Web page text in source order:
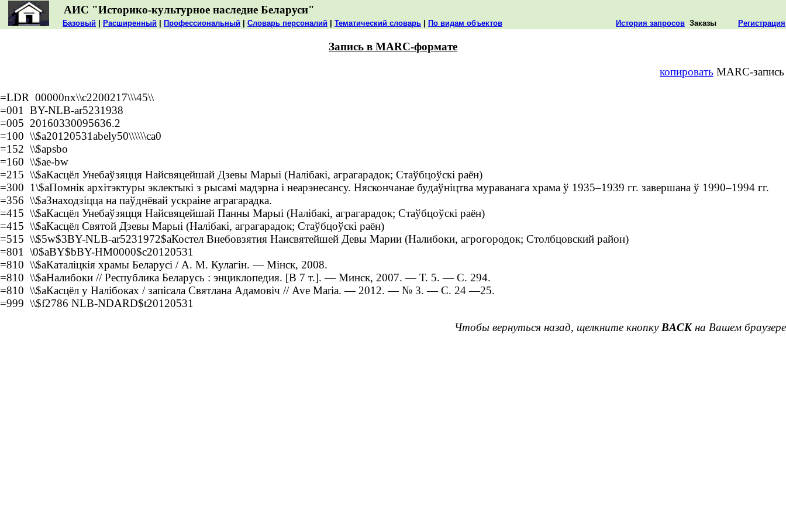
АИС "Историко-культурное наследие Беларуси"
Базовый Расширенный Профессиональный Словарь персоналий Тематический словарь По видам объектов История запросов Заказы Регистрация
Запись в MARC-формате
копировать MARC-запись
=LDR 00000nx\\c2200217\\\45\\
=001 BY-NLB-ar5231938
=005 20160330095636.2
=100 \\$a20120531abely50\\\\\\ca0
=152 \\$apsbo
=160 \\$ae-bw
=215 \\$aКасцёл Унебаўзяцця Найсвяцейшай Дзевы Марыі (Налібакі, аграгарадок; Стаўбцоўскі раён)
=300 1\$aПомнік архітэктуры эклектыкі з рысамі мадэрна і неарэнесансу. Няскончанае будаўніцтва мураванага храма ў 1935–1939 гг. завершана ў 1990–1994 гг.
=356 \\$aЗнаходзіцца на паўднёвай ускраіне аграгарадка.
=415 \\$aКасцёл Унебаўзяцця Найсвяцейшай Панны Марыі (Налібакі, аграгарадок; Стаўбцоўскі раён)
=415 \\$aКасцёл Святой Дзевы Марыі (Налібакі, аграгарадок; Стаўбцоўскі раён)
=515 \\$5w$3BY-NLB-ar5231972$aКостел Внебовзятия Наисвятейшей Девы Марии (Налибоки, агрогородок; Столбцовский район)
=801 \0$aBY$bBY-HM0000$c20120531
=810 \\$aКаталіцкія храмы Беларусі / А. М. Кулагін. — Мінск, 2008.
=810 \\$aНалибоки // Республика Беларусь : энциклопедия. [В 7 т.]. — Минск, 2007. — Т. 5. — С. 294.
=810 \\$aКасцёл у Налібоках / запісала Святлана Адамовіч // Ave Maria. ― 2012. ― № 3. ― С. 24 ―25.
=999 \\$f2786 NLB-NDARD$t20120531
Чтобы вернуться назад, щелкните кнопку BACKна Вашем браузере